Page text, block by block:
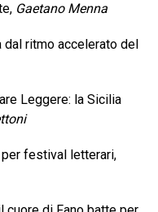
Gaetano Menna
ritmo accelerato del
Leggere: la Sicilia
festival letterari,